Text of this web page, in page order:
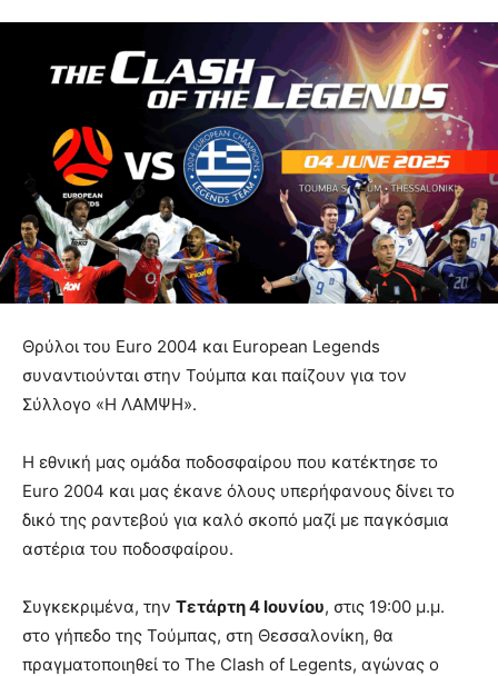
Θρύλοι του Euro 2004 και European Legends
συναντιούνται στην Τούμπα και παίζουν για τον
Σύλλογο «Η ΛΑΜΨΗ».
Η εθνική μας ομάδα ποδοσφαίρου που κατέκτησε το
Euro 2004 και μας έκανε όλους υπερήφανους δίνει το
δικό της ραντεβού για καλό σκοπό μαζί με παγκόσμια
αστέρια του ποδοσφαίρου.
Συγκεκριμένα, την Τετάρτη 4 Ιουνίου, στις 19:00 μ.μ.
στο γήπεδο της Τούμπας, στη Θεσσαλονίκη, θα
πραγματοποιηθεί το The Clash of Legents, αγώνας ο